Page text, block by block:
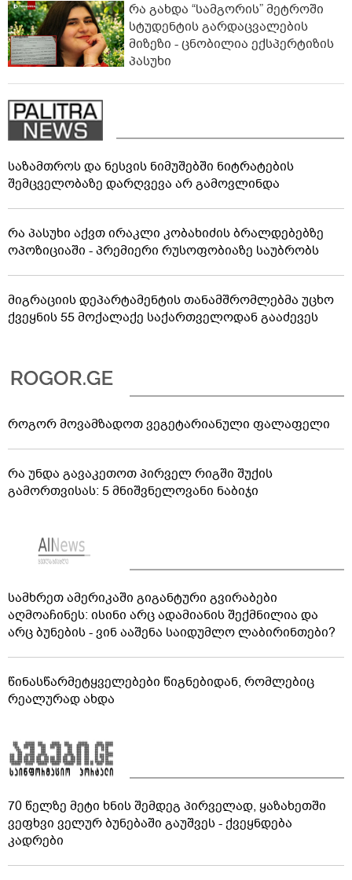
რა გახდა “სამგორის” მეტროში
სტუდენტის გარდაცვალების
მიზეზი - ცნობილია ექსპერტიზის
პასუხი
საზამთროს და ნესვის ნიმუშებში ნიტრატების
შემცველობაზე დარღვევა არ გამოვლინდა
რა პასუხი აქვთ ირაკლი კობახიძის ბრალდებებზე
ოპოზიციაში - პრემიერი რუსოფობიაზე საუბრობს
მიგრაციის დეპარტამენტის თანამშრომლებმა უცხო
ქვეყნის 55 მოქალაქე საქართველოდან გააძევეს
როგორ მოვამზადოთ ვეგეტარიანული ფალაფელი
რა უნდა გავაკეთოთ პირველ რიგში შუქის
გამორთვისას: 5 მნიშვნელოვანი ნაბიჯი
სამხრეთ ამერიკაში გიგანტური გვირაბები
აღმოაჩინეს: ისინი არც ადამიანის შექმნილია და
არც ბუნების - ვინ ააშენა საიდუმლო ლაბირინთები?
წინასწარმეტყველებები წიგნებიდან, რომლებიც
რეალურად ახდა
70 წელზე მეტი ხნის შემდეგ პირველად, ყაზახეთში
ვეფხვი ველურ ბუნებაში გაუშვეს - ქვეყნდება
კადრები